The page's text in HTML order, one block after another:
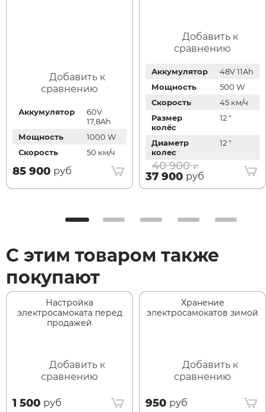
Добавить к
сравнению
Аккумулятор
60V
17,8Ah
Мощность
1000 W
Скорость
50 км/ч
85 900 руб
Добавить к
сравнению
Аккумулятор
48V 11Ah
Мощность
500 W
Скорость
45 км/ч
Размер
колёс
12 "
Диаметр
колес
12 "
40 900
37 900 руб
С этим товаром также
покупают
Настройка
электросамоката перед
продажей
Добавить к
сравнению
1 500 руб
Хранение
электросамокатов зимой
Добавить к
сравнению
950 руб